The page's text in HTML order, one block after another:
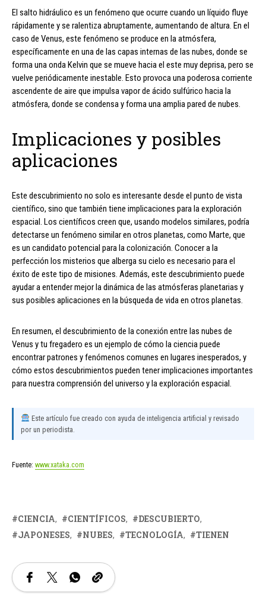
El salto hidráulico es un fenómeno que ocurre cuando un líquido fluye
rápidamente y se ralentiza abruptamente, aumentando de altura. En el
caso de Venus, este fenómeno se produce en la atmósfera,
específicamente en una de las capas internas de las nubes, donde se
forma una onda Kelvin que se mueve hacia el este muy deprisa, pero se
vuelve periódicamente inestable. Esto provoca una poderosa corriente
ascendente de aire que impulsa vapor de ácido sulfúrico hacia la
atmósfera, donde se condensa y forma una amplia pared de nubes.
Implicaciones y posibles
aplicaciones
Este descubrimiento no solo es interesante desde el punto de vista
científico, sino que también tiene implicaciones para la exploración
espacial. Los científicos creen que, usando modelos similares, podría
detectarse un fenómeno similar en otros planetas, como Marte, que
es un candidato potencial para la colonización. Conocer a la
perfección los misterios que alberga su cielo es necesario para el
éxito de este tipo de misiones. Además, este descubrimiento puede
ayudar a entender mejor la dinámica de las atmósferas planetarias y
sus posibles aplicaciones en la búsqueda de vida en otros planetas.
En resumen, el descubrimiento de la conexión entre las nubes de
Venus y tu fregadero es un ejemplo de cómo la ciencia puede
encontrar patrones y fenómenos comunes en lugares inesperados, y
cómo estos descubrimientos pueden tener implicaciones importantes
para nuestra comprensión del universo y la exploración espacial.
Este artículo fue creado con ayuda de inteligencia artificial y revisado
por un periodista.
Fuente: www.xataka.com
CIENCIA CIENTÍFICOS
DESCUBIERTO
JAPONESES
NUBES TECNOLOGÍA TIENEN